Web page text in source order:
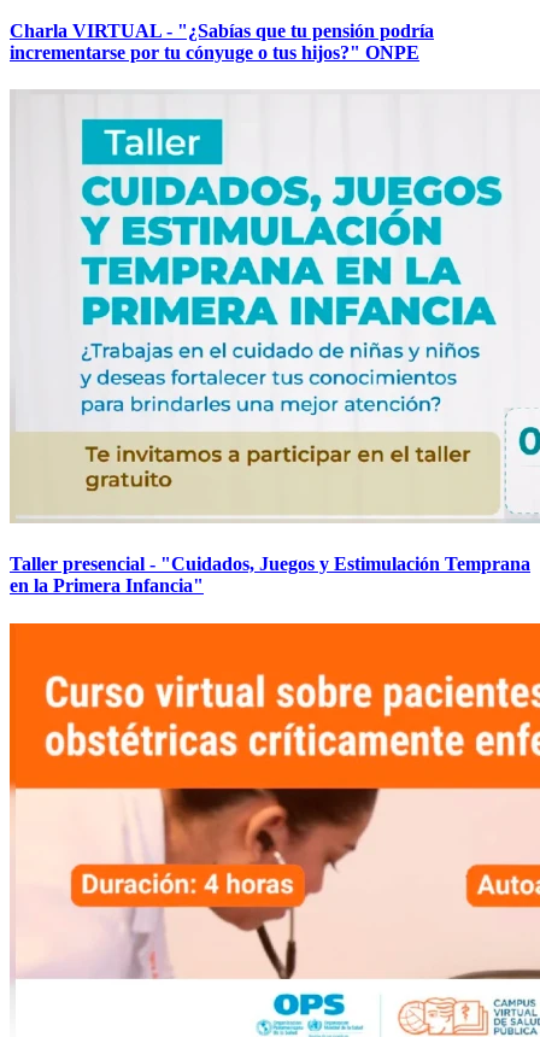
Charla VIRTUAL - "¿Sabías que tu pensión podría
incrementarse por tu cónyuge o tus hijos?" ONPE
Taller presencial - "Cuidados, Juegos y Estimulación Temprana
en la Primera Infancia"